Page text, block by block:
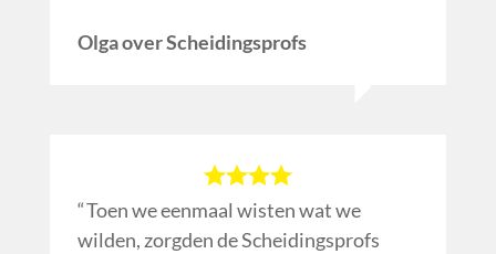
Olga over Scheidingsprofs
Toen we eenmaal wisten wat we
wilden, zorgden de Scheidingsprofs